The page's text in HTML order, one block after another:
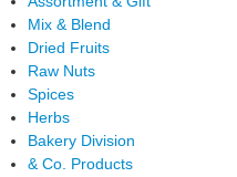
Mix & Blend
Dried Fruits
Raw Nuts
Spices
Herbs
Bakery Division
& Co. Products